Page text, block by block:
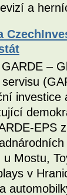
a
–
EPS
Mostu,
v